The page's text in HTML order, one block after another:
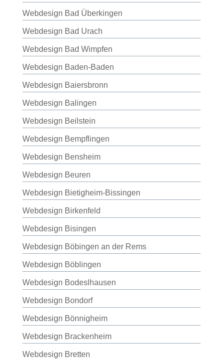
Webdesign Bad Überkingen
Webdesign Bad Urach
Webdesign Bad Wimpfen
Webdesign Baden-Baden
Webdesign Baiersbronn
Webdesign Balingen
Webdesign Beilstein
Webdesign Bempflingen
Webdesign Bensheim
Webdesign Beuren
Webdesign Bietigheim-Bissingen
Webdesign Birkenfeld
Webdesign Bisingen
Webdesign Böbingen an der Rems
Webdesign Böblingen
Webdesign Bodeslhausen
Webdesign Bondorf
Webdesign Bönnigheim
Webdesign Brackenheim
Webdesign Bretten